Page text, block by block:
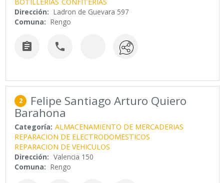
Dirección: Ladron de Guevara 597
Comuna: Rengo
 
2 Felipe Santiago Arturo Quiero
Barahona
Categoría: ALMACENAMIENTO DE MERCADERIAS
REPARACION DE ELECTRODOMESTICOS
REPARACION DE VEHICULOS
Dirección: Valencia 150
Comuna: Rengo